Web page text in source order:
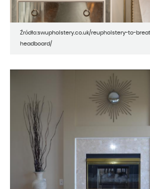
Źródło:swupholstery.co.uk/reupholstery-to-
headboard/